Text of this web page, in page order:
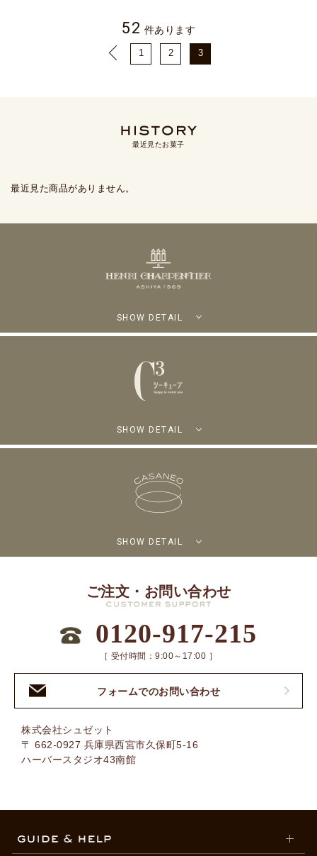
52 件あります
1 2 3
最近見たお菓子
最近見た商品がありません。
SHOW DETAIL
SHOW DETAIL
SHOW DETAIL
ご注文・お問い合わせ
0120-917-215
［ 受付時間：9:00～17:00 ］
フォームでのお問い合わせ
株式会社シュゼット
〒 662-0927 兵庫県西宮市久保町5-16
ハーバースタジオ43南館